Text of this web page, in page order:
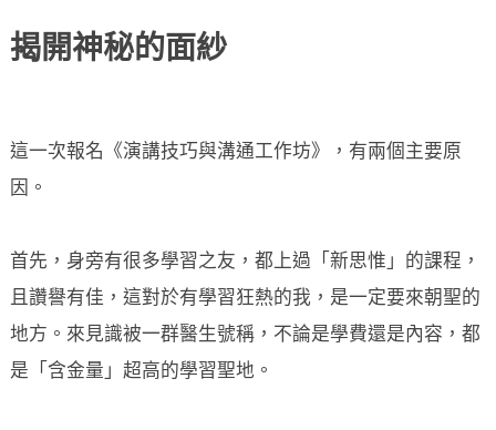
揭開神秘的面紗
這一次報名《演講技巧與溝通工作坊》，有兩個主要原
因。
首先，身旁有很多學習之友，都上過「新思惟」的課程，
且讚譽有佳，這對於有學習狂熱的我，是一定要來朝聖的
地方。來見識被一群醫生號稱，不論是學費還是內容，都
是「含金量」超高的學習聖地。